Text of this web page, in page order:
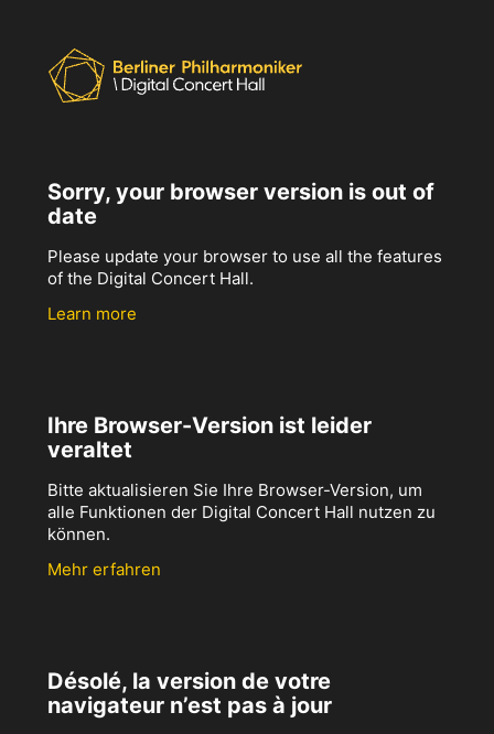
Sorry, your browser version is out of
date
Please update your browser to use all the features
of the Digital Concert Hall.
Learn more
Ihre Browser-Version ist leider
veraltet
Bitte aktualisieren Sie Ihre Browser-Version, um
alle Funktionen der Digital Concert Hall nutzen zu
können.
Mehr erfahren
Désolé, la version de votre
navigateur n’est pas à jour